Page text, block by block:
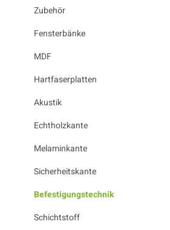
Zubehör
Fensterbänke
MDF
Hartfaserplatten
Akustik
Echtholzkante
Melaminkante
Sicherheitskante
Befestigungstechnik
Schichtstoff